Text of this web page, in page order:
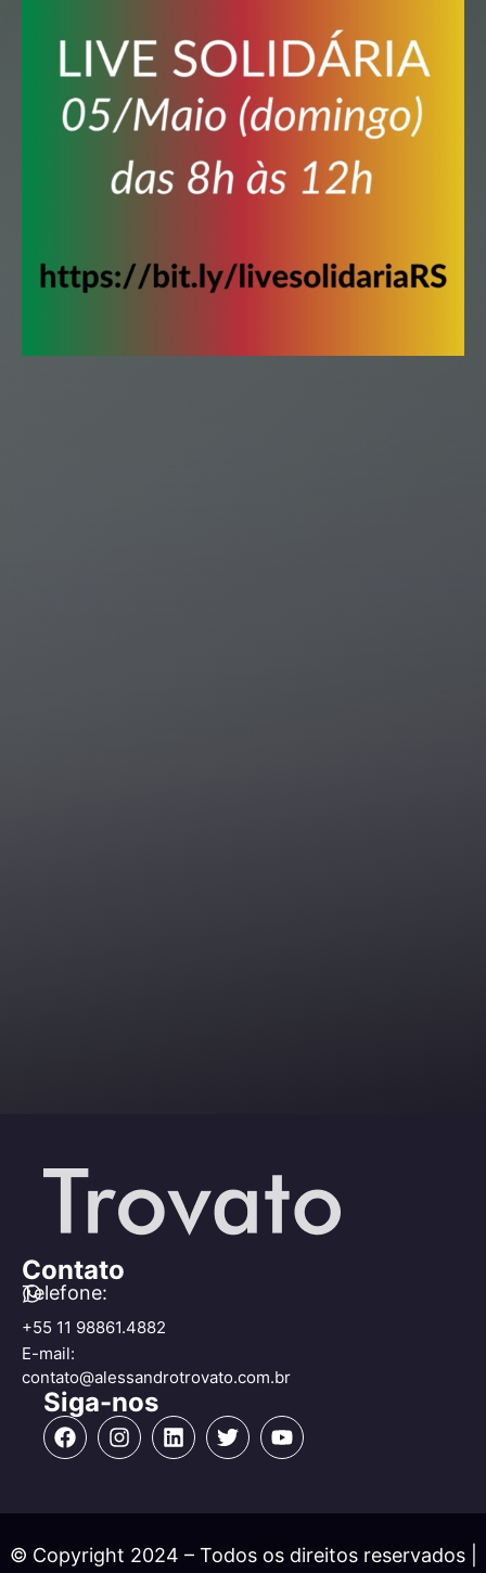
Contato
Telefone:
+55 11 98861.4882
E-mail:
contato@alessandrotrovato.com.br
Siga-nos
© Copyright 2024 – Todos os direitos reservados |